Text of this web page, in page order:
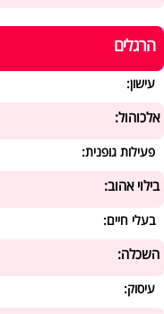
הרגלים
עישון:
אלכוהול:
פעילות גופנית:
בילוי אהוב:
בעלי חיים:
השכלה:
עיסוק: